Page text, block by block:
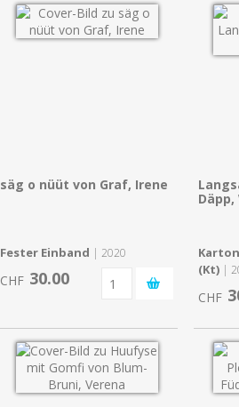
säg o nüüt von Graf, Irene
Fester Einband | 2020
CHF 30.00
(Kt)|
CHF